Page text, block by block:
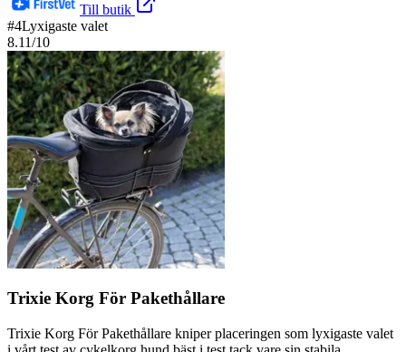
Till butik
#4Lyxigaste valet
8.11/10
Trixie Korg För Pakethållare
Trixie Korg För Pakethållare kniper placeringen som lyxigaste valet